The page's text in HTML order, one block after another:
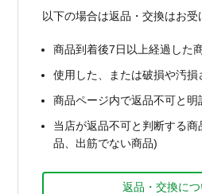
以下の場合は返品・交換はお受
商品到着後7日以上経過した
使用した、または破損や汚損
商品ページ内で返品不可と明
当店が返品不可と判断する
品、出筋でない商品)
返品・交換に